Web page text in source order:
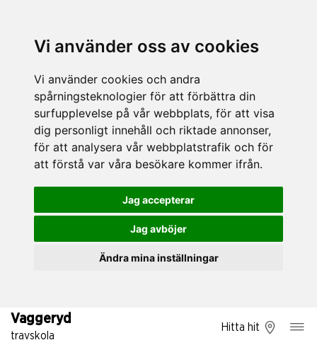
Vi använder oss av cookies
Vi använder cookies och andra
spårningsteknologier för att förbättra din
surfupplevelse på vår webbplats, för att visa
dig personligt innehåll och riktade annonser,
för att analysera vår webbplatstrafik och för
att förstå var våra besökare kommer ifrån.
Jag accepterar
Jag avböjer
Ändra mina inställningar
Vaggeryd
travskola
Hitta hit